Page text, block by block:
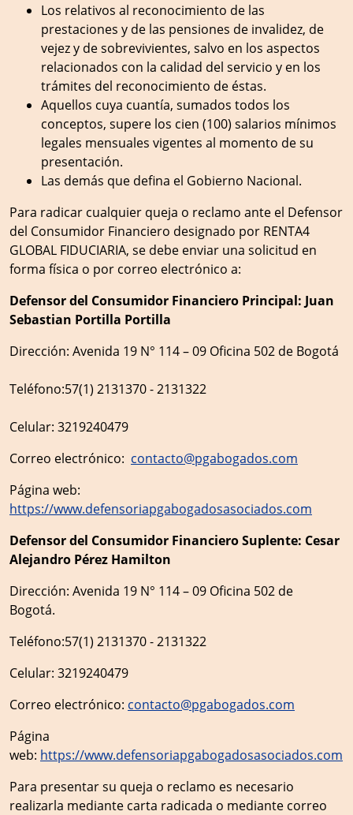
Los relativos al reconocimiento de las
prestaciones y de las pensiones de invalidez, de
vejez y de sobrevivientes, salvo en los aspectos
relacionados con la calidad del servicio y en los
trámites del reconocimiento de éstas.
Aquellos cuya cuantía, sumados todos los
conceptos, supere los cien (100) salarios mínimos
legales mensuales vigentes al momento de su
presentación.
Las demás que defina el Gobierno Nacional.
Para radicar cualquier queja o reclamo ante el Defensor
del Consumidor Financiero designado por RENTA4
GLOBAL FIDUCIARIA, se debe enviar una solicitud en
forma física o por correo electrónico a:
Defensor del Consumidor Financiero Principal: Juan
Sebastian Portilla Portilla
Dirección: Avenida 19 N° 114 – 09 Oficina 502 de Bogotá
Teléfono:57(1) 2131370 - 2131322
Celular: 3219240479
Correo electrónico: contacto@pgabogados.com
Página web:
https://www.defensoriapgabogadosasociados.com
Defensor del Consumidor Financiero Suplente: Cesar
Alejandro Pérez Hamilton
Dirección: Avenida 19 N° 114 – 09 Oficina 502 de
Bogotá.
Teléfono:57(1) 2131370 - 2131322
Celular: 3219240479
Correo electrónico: contacto@pgabogados.com
Página
web: https://www.defensoriapgabogadosasociados.com
Para presentar su queja o reclamo es necesario
realizarla mediante carta radicada o mediante correo